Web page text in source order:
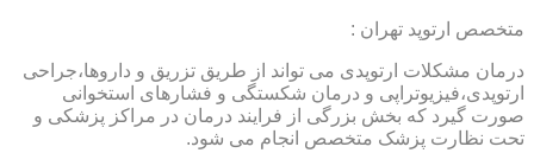
متخصص ارتوپد تهران :
درمان مشکلات ارتوپدی می تواند از طریق تزریق و داروها،جراحی
ارتوپدی،فیزیوتراپی و درمان شکستگی و فشارهای استخوانی
صورت گیرد که بخش بزرگی از فرایند درمان در مراکز پزشکی و
تحت نظارت پزشک متخصص انجام می شود.